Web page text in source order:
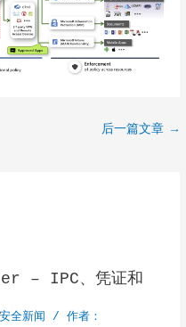
后一篇文章 →
– IPC、凭证和
全新闻 / 作者：